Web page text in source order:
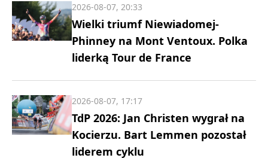
Wielki triumf Niewiadomej-
Phinney na Mont Ventoux. Polka
liderką Tour de France
2026-08-07, 20:33
TdP 2026: Jan Christen wygrał na
Kocierzu. Bart Lemmen pozostał
liderem cyklu
2026-08-07, 17:17